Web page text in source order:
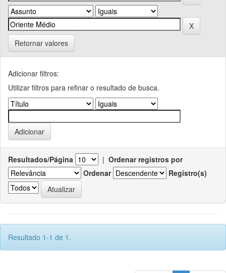
Retornar valores
Adicionar filtros:
Utilizar filtros para refinar o resultado de busca.
Resultados/Página | Ordenar registros por
Ordenar
Registro(s)
Resultado 1-1 de 1.